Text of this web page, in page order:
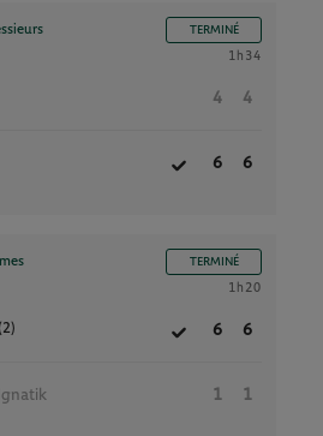
TERMINÉ
1h34
4 4
6 6
TERMINÉ
1h20
(2) 6 6
1 1